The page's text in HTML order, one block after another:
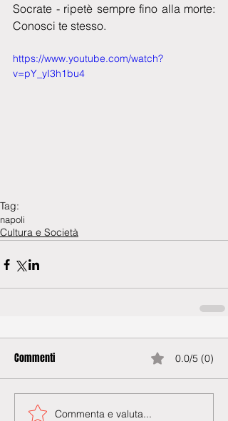
Socrate - ripetè sempre fino alla morte:
Conosci te stesso.
https://www.youtube.com/watch?
v=pY_yI3h1bu4
Tag:
napoli
Cultura e Società
Commenti 0.0/5 (0)
Commenta e valuta...